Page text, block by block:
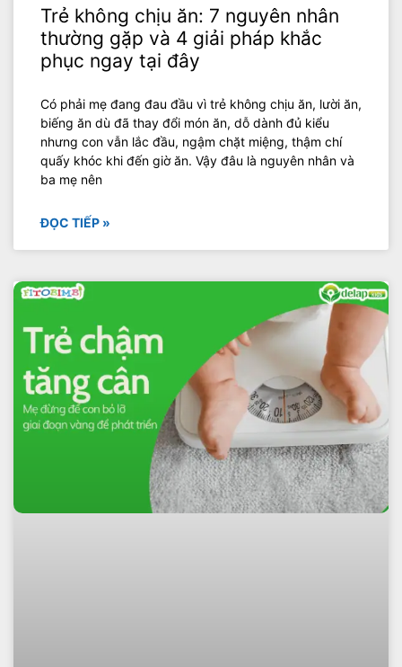
Trẻ không chịu ăn: 7 nguyên nhân
thường gặp và 4 giải pháp khắc
phục ngay tại đây
Có phải mẹ đang đau đầu vì trẻ không chịu ăn, lười ăn,
biếng ăn dù đã thay đổi món ăn, dỗ dành đủ kiểu
nhưng con vẫn lắc đầu, ngậm chặt miệng, thậm chí
quấy khóc khi đến giờ ăn. Vậy đâu là nguyên nhân và
ba mẹ nên
ĐỌC TIẾP »